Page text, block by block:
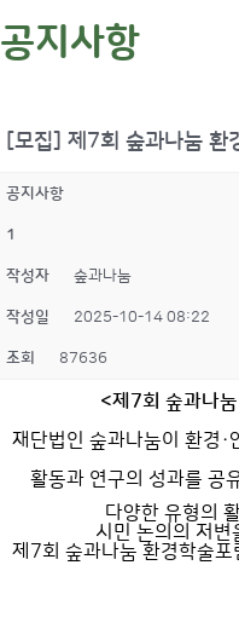
공지사항
[모집] 제7회 숲과나눔
공지사항
1
작성자 숲과나눔
작성일 2025-10-14 08:22
조회 87636
<제7회 숲과나
재단법인 숲과나눔이 환경·
활동과 연구의 성과를 공
다양한 유형의
시민 논의의 저변
제7회 숲과나눔 환경학술